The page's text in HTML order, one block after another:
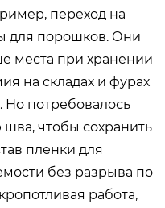
переход на
для порошков. Они
места при хранении
на складах и фурах
Но потребовалось
чтобы сохранить
пленки для
без разрыва по
работа,